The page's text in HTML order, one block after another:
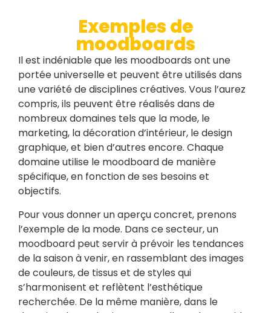
Exemples de
moodboards
Il est indéniable que les moodboards ont une
portée universelle et peuvent être utilisés dans
une variété de disciplines créatives. Vous l’aurez
compris, ils peuvent être réalisés dans de
nombreux domaines tels que la mode, le
marketing, la décoration d’intérieur, le design
graphique, et bien d’autres encore. Chaque
domaine utilise le moodboard de manière
spécifique, en fonction de ses besoins et
objectifs.
Pour vous donner un aperçu concret, prenons
l’exemple de la mode. Dans ce secteur, un
moodboard peut servir à prévoir les tendances
de la saison à venir, en rassemblant des images
de couleurs, de tissus et de styles qui
s’harmonisent et reflètent l’esthétique
recherchée. De la même manière, dans le